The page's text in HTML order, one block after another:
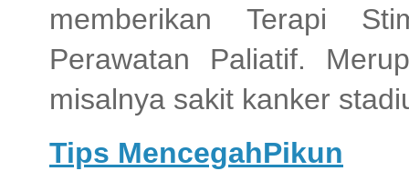
memberikan Terapi
Perawatan Paliatif.
misalnya sakit kanker
Tips MencegahPikun